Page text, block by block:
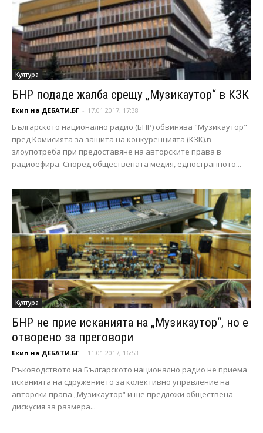
Култура
БНР подаде жалба срещу „Музикаутор“ в КЗК
Екип на ДЕБАТИ.БГ - 17.01.2017, 17:38
Българското национално радио (БНР) обвинява "Музикаутор"
пред Комисията за защита на конкуренцията (КЗК).в
злоупотреба при предоставяне на авторските права в
радиоефира. Според обществената медия, едностранното...
Култура
БНР не прие исканията на „Музикаутор“, но е
отворено за преговори
Екип на ДЕБАТИ.БГ - 11.01.2017, 16:53
Ръководството на Българското национално радио не приема
исканията на сдружението за колективно управление на
авторски права „Музикаутор“ и ще предложи обществена
дискусия за размера...